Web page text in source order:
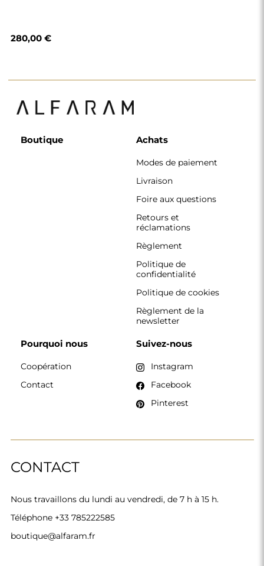
280,00 €
CONTACT
Nous travaillons du lundi au vendredi, de 7 h à 15 h.
Téléphone +33 785222585
boutique@alfaram.fr
Boutique Achats
Modes de paiement
Livraison
Foire aux questions
Retours et
réclamations
Règlement
Politique de
confidentialité
Politique de cookies
Règlement de la
newsletter
Pourquoi nous
Coopération
Contact
Suivez-nous
Instagram
Facebook
Pinterest